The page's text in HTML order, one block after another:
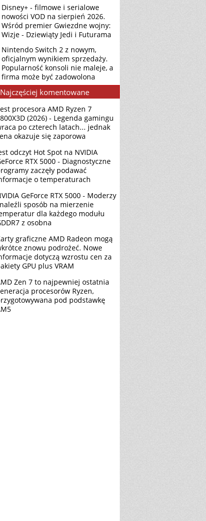
Disney+ - filmowe i serialowe
nowości VOD na sierpień 2026.
Wśród premier Gwiezdne wojny:
Wizje - Dziewiąty Jedi i Futurama
Nintendo Switch 2 z nowym,
oficjalnym wynikiem sprzedaży.
Popularność konsoli nie maleje, a
firma może być zadowolona
Najczęściej komentowane
procesora AMD Ryzen 7
(2026) - Legenda gamingu
po czterech latach... jednak
okazuje się zaporowa
odczyt Hot Spot na NVIDIA
RTX 5000 - Diagnostyczne
zaczęły podawać
o temperaturach
GeForce RTX 5000 - Moderzy
sposób na mierzenie
dla każdego modułu
z osobna
graficzne AMD Radeon mogą
znowu podrożeć. Nowe
dotyczą wzrostu cen za
GPU plus VRAM
Zen 7 to najpewniej ostatnia
procesorów Ryzen,
pod podstawkę